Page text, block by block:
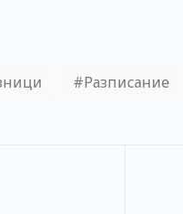
Разписание